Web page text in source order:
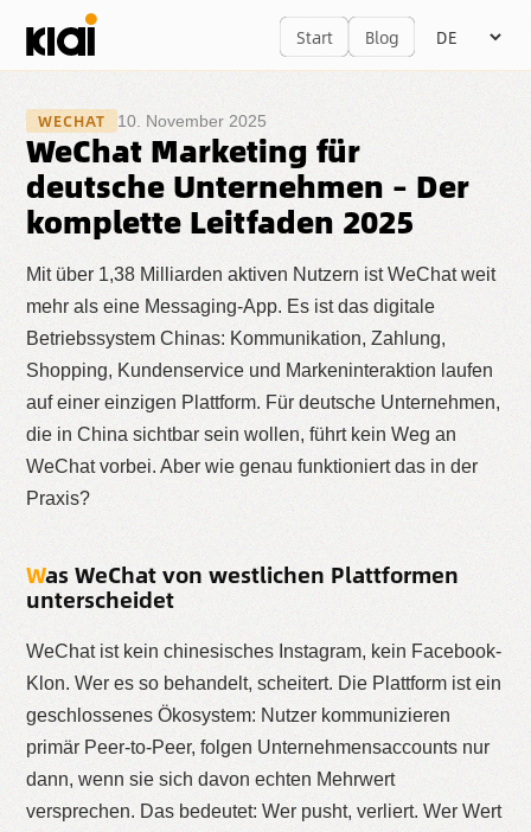
Start Blog
WECHAT 10. November 2025
WeChat Marketing für
deutsche Unternehmen – Der
komplette Leitfaden 2025
Mit über 1,38 Milliarden aktiven Nutzern ist WeChat weit
mehr als eine Messaging-App. Es ist das digitale
Betriebssystem Chinas: Kommunikation, Zahlung,
Shopping, Kundenservice und Markeninteraktion laufen
auf einer einzigen Plattform. Für deutsche Unternehmen,
die in China sichtbar sein wollen, führt kein Weg an
WeChat vorbei. Aber wie genau funktioniert das in der
Praxis?
Was WeChat von westlichen Plattformen
unterscheidet
WeChat ist kein chinesisches Instagram, kein Facebook-
Klon. Wer es so behandelt, scheitert. Die Plattform ist ein
geschlossenes Ökosystem: Nutzer kommunizieren
primär Peer-to-Peer, folgen Unternehmensaccounts nur
dann, wenn sie sich davon echten Mehrwert
versprechen. Das bedeutet: Wer pusht, verliert. Wer Wert